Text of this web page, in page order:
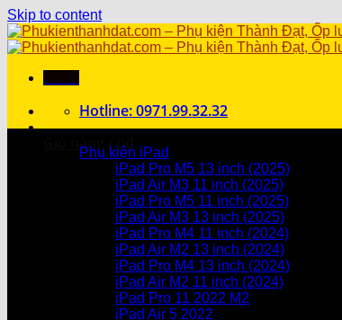
Skip to content
Hotline: 0971.99.32.32
Giỏ hàng / 0₫
Chưa có sản phẩm trong giỏ hàng.
Chưa có sản phẩm trong giỏ hàng.
Phụ kiện iPad
iPad Pro M5 13 inch (2025)
iPad Air M3 11 inch (2025)
iPad Pro M5 11 inch (2025)
iPad Air M3 13 inch (2025)
iPad Pro M4 11 inch (2024)
iPad Air M2 13 inch (2024)
iPad Pro M4 13 inch (2024)
iPad Air M2 11 inch (2024)
iPad Pro 11 2022 M2
iPad Air 5 2022